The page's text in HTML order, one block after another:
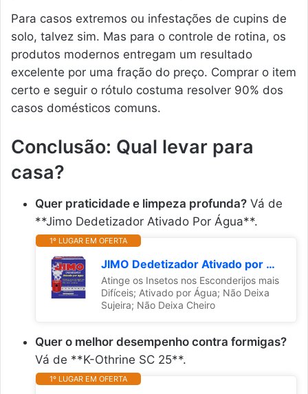
Para casos extremos ou infestações de cupins de
solo, talvez sim. Mas para o controle de rotina, os
produtos modernos entregam um resultado
excelente por uma fração do preço. Comprar o item
certo e seguir o rótulo costuma resolver 90% dos
casos domésticos comuns.
Conclusão: Qual levar para
casa?
Quer praticidade e limpeza profunda? Vá de
**Jimo Dedetizador Ativado Por Água**.
1º LUGAR EM OFERTA
JIMO Dedetizador Ativado por Água Inseticida Desinsetização de Casas e Ambientes Fechados Eficaz contra Barata Aranha Pulga e Insetos Caseiros Tubo 10g
Atinge os Insetos nos Esconderijos mais
Difíceis; Ativado por Água; Não Deixa
Sujeira; Não Deixa Cheiro
Quer o melhor desempenho contra formigas?
Vá de **K-Othrine SC 25**.
1º LUGAR EM OFERTA